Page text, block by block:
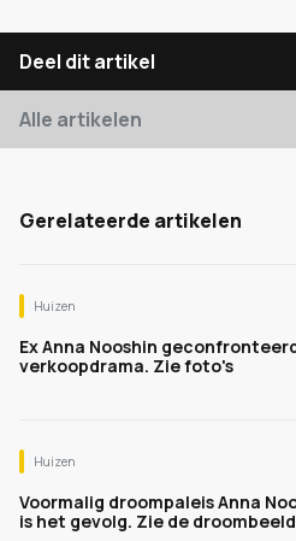
Deel dit artikel
Alle artikelen
Gerelateerde artikelen
Huizen
Ex Anna Nooshin
verkoopdrama. Zie foto's
Huizen
Voormalig droompaleis Anna
is het gevolg. Zie de